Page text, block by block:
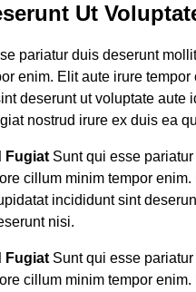
Ut
pariatur duis deserunt
enim. Elit aute irure tempor
deserunt ut voluptate aute
nostrud irure ex duis ea
Fugiat Sunt qui esse
cillum minim tempor enim.
incididunt sint
nisi.
Fugiat Sunt qui esse
cillum minim tempor enim.